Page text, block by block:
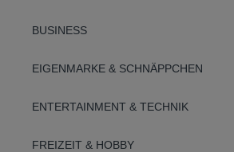
BUSINESS
EIGENMARKE & SCHNÄPPCHEN
ENTERTAINMENT & TECHNIK
FREIZEIT & HOBBY